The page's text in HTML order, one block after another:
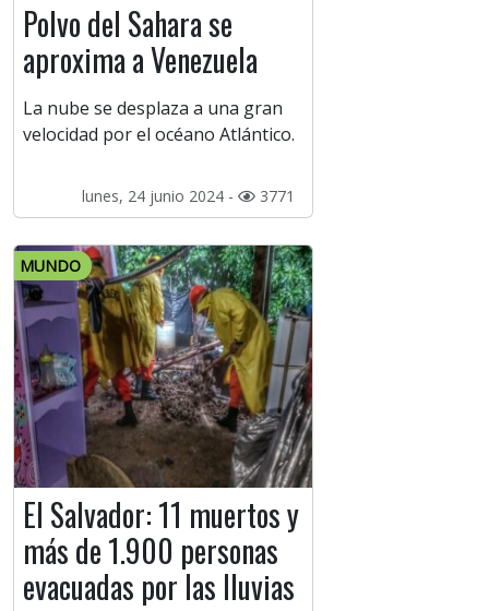
Polvo del Sahara se
aproxima a Venezuela
La nube se desplaza a una gran
velocidad por el océano Atlántico.
lunes, 24 junio 2024 - 3771
MUNDO
El Salvador: 11 muertos y
más de 1.900 personas
evacuadas por las lluvias